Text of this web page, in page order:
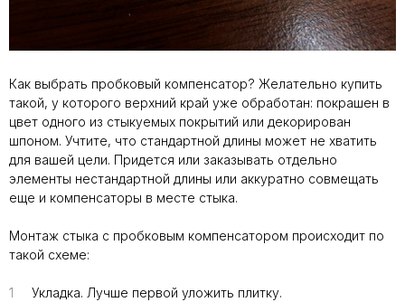
Как выбрать пробковый компенсатор? Желательно купить
такой, у которого верхний край уже обработан: покрашен в
цвет одного из стыкуемых покрытий или декорирован
шпоном. Учтите, что стандартной длины может не хватить
для вашей цели. Придется или заказывать отдельно
элементы нестандартной длины или аккуратно совмещать
еще и компенсаторы в месте стыка.
Монтаж стыка с пробковым компенсатором происходит по
такой схеме:
Укладка. Лучше первой уложить плитку.
11